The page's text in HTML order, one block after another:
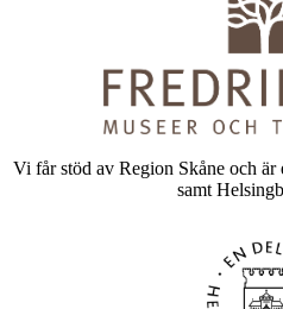
Vi får stöd av Region Skåne och
samt